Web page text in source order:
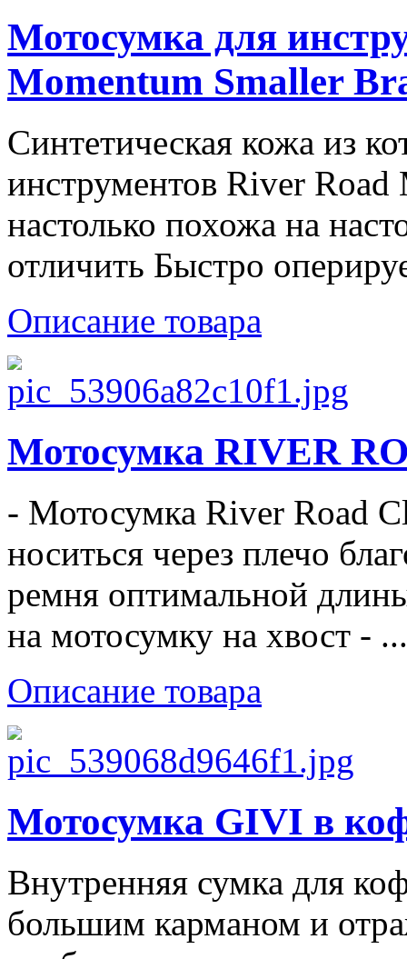
Мотосумка для
Momentum Smaller
Синтетическая кожа из
инструментов River
настолько похожа на
отличить Быстро
Описание товара
Мотосумка RIVER
- Мотосумка River Road
носиться через плечо
ремня оптимальной
на мотосумку на хвост - ...
Описание товара
Мотосумка GIVI в
Внутренняя сумка для
большим карманом и